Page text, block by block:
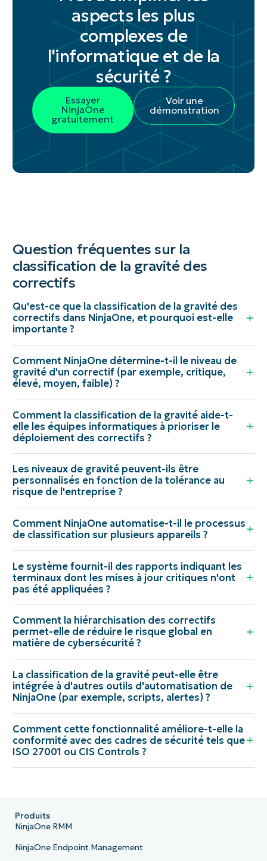
aspects les plus
complexes de
l'informatique et de la
sécurité ?
Essayer
NinjaOne
gratuitement
Voir une
démonstration
Question fréquentes sur la
classification de la gravité des
correctifs
Qu'est-ce que la classification de la gravité des
correctifs dans NinjaOne, et pourquoi est-elle
importante ?
Comment NinjaOne détermine-t-il le niveau de
gravité d'un correctif (par exemple, critique,
élevé, moyen, faible) ?
Comment la classification de la gravité aide-t-
elle les équipes informatiques à prioriser le
déploiement des correctifs ?
Les niveaux de gravité peuvent-ils être
personnalisés en fonction de la tolérance au
risque de l'entreprise ?
Comment NinjaOne automatise-t-il le processus
de classification sur plusieurs appareils ?
Le système fournit-il des rapports indiquant les
terminaux dont les mises à jour critiques n'ont
pas été appliquées ?
Comment la hiérarchisation des correctifs
permet-elle de réduire le risque global en
matière de cybersécurité ?
La classification de la gravité peut-elle être
intégrée à d'autres outils d'automatisation de
NinjaOne (par exemple, scripts, alertes) ?
Comment cette fonctionnalité améliore-t-elle la
conformité avec des cadres de sécurité tels que
ISO 27001 ou CIS Controls ?
Produits
NinjaOne RMM
NinjaOne Endpoint Management